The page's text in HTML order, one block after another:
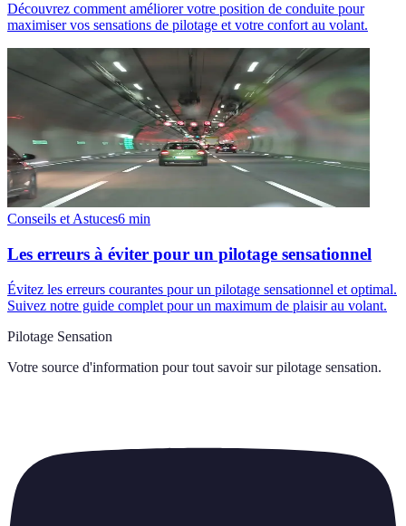
Découvrez comment améliorer votre position de conduite pour
maximiser vos sensations de pilotage et votre confort au volant.
Conseils et Astuces6 min
Les erreurs à éviter pour un pilotage sensationnel
Évitez les erreurs courantes pour un pilotage sensationnel et optimal.
Suivez notre guide complet pour un maximum de plaisir au volant.
Pilotage Sensation
Votre source d'information pour tout savoir sur pilotage sensation.